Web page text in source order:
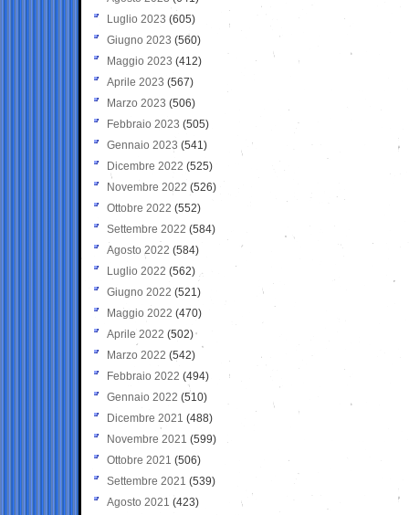
Luglio 2023 (605)
Giugno 2023 (560)
Maggio 2023 (412)
Aprile 2023 (567)
Marzo 2023 (506)
Febbraio 2023 (505)
Gennaio 2023 (541)
Dicembre 2022 (525)
Novembre 2022 (526)
Ottobre 2022 (552)
Settembre 2022 (584)
Agosto 2022 (584)
Luglio 2022 (562)
Giugno 2022 (521)
Maggio 2022 (470)
Aprile 2022 (502)
Marzo 2022 (542)
Febbraio 2022 (494)
Gennaio 2022 (510)
Dicembre 2021 (488)
Novembre 2021 (599)
Ottobre 2021 (506)
Settembre 2021 (539)
Agosto 2021 (423)